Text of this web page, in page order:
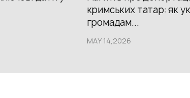
кримських татар: як
громадам...
MAY 14,2026